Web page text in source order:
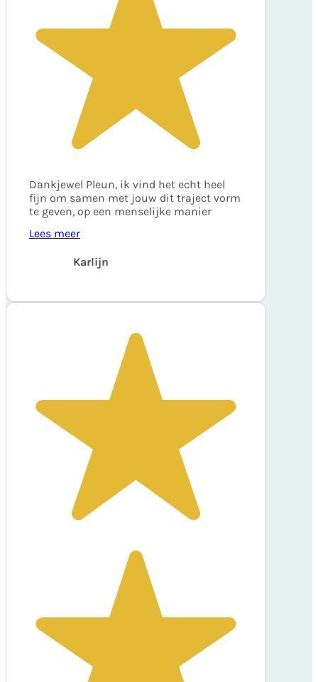
Dankjewel Pleun, ik vind het echt heel
fijn om samen met jouw dit traject vorm
te geven, op een menselijke manier
Lees meer
Karlijn